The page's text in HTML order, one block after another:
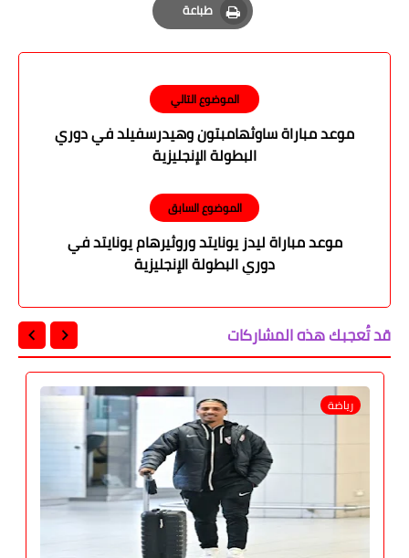
طباعة
Print
الموضوع التالي
موعد مباراة ساوثهامبتون وهيدرسفيلد في دوري
البطولة الإنجليزية
الموضوع السابق
موعد مباراة ليدز يونايتد وروثيرهام يونايتد في
دوري البطولة الإنجليزية
قد تُعجبك هذه المشاركات
رياضة